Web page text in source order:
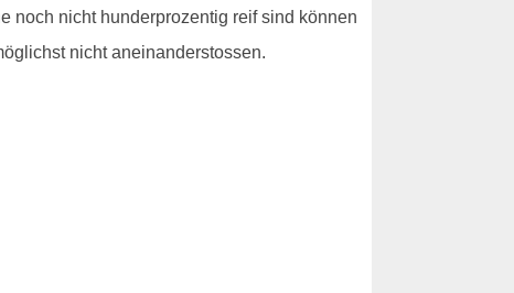
noch nicht hunderprozentig reif sind können
nicht aneinanderstossen.